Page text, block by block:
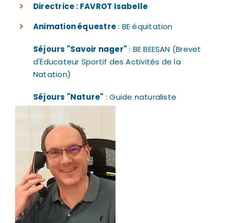
Directrice : FAVROT Isabelle
Animation équestre: BE équitation
Séjours "Savoir nager" : BE BEESAN (Brevet
d'Éducateur Sportif des Activités de la
Natation)
Séjours "Nature" : Guide naturaliste